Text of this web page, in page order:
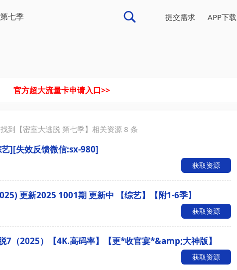
提交需求 APP下载
官方超大流量卡申请入口>>
到【密室大逃脱 第七季】相关资源 8 条
][失效反馈微信:sx-980]
获取资源
更新2025 1001期 更新中 【综艺】【附1-6季】
获取资源
7（2025）【4K.高码率】【更*收官宴*&amp;大神版】
获取资源